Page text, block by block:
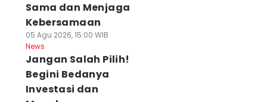
Rp20
Masuk
Baru, Handy
Ajukan
Agu 2026, 12:00 WIB
Konektivitas RI–
Kuat, Bus
Putussibau–
Kuching Masuki
Final
Sama dan Menjaga
Kebersamaan
05 Agu 2026, 15:00 WIB
News
Jangan Salah Pilih!
Begini Bedanya
Investasi dan